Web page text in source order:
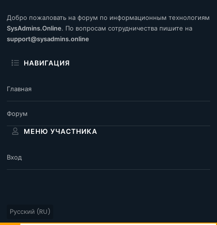
Добро пожаловать на форум по информационным технологиям
SysAdmins.Online. По вопросам сотрудничества пишите на
support@sysadmins.online
НАВИГАЦИЯ
Главная
Форум
МЕНЮ УЧАСТНИКА
Вход
Русский (RU)